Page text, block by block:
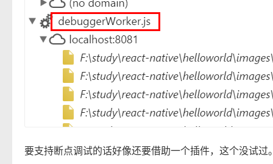
要支持断点调试的话好像还要借助一个插件，这个没试过